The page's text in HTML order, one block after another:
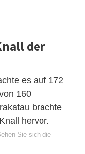
der
es auf 172
160
brachte
hervor.
Sie sich die